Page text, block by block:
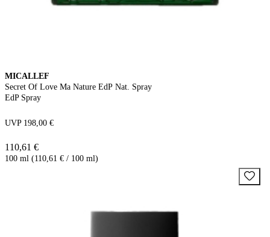
MICALLEF
Secret Of Love Ma Nature EdP Nat. Spray
EdP Spray
UVP 198,00 €
110,61 €
100 ml (110,61 € / 100 ml)